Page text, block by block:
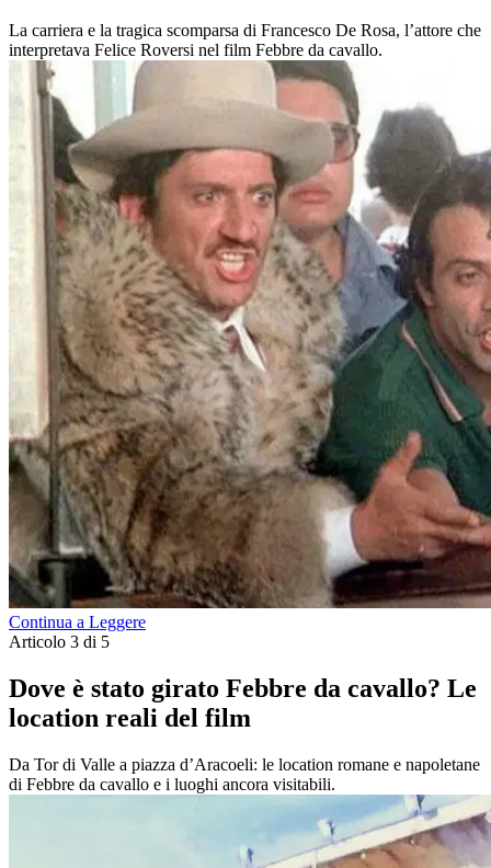
La carriera e la tragica scomparsa di Francesco De Rosa, l’attore che
interpretava Felice Roversi nel film Febbre da cavallo.
Continua a Leggere
Articolo 3 di 5
Dove è stato girato Febbre da cavallo? Le
location reali del film
Da Tor di Valle a piazza d’Aracoeli: le location romane e napoletane
di Febbre da cavallo e i luoghi ancora visitabili.